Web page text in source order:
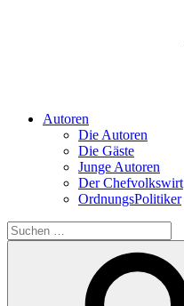
Autoren
Die Autoren
Die Gäste
Junge Autoren
Der Chefvolkswirt
OrdnungsPolitiker
Suchen
nach: